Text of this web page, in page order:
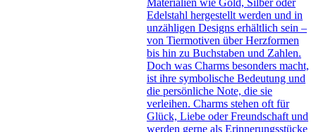
Materialien wie Gold, Silber oder
Edelstahl hergestellt werden und in
unzähligen Designs erhältlich sein –
von Tiermotiven über Herzformen
bis hin zu Buchstaben und Zahlen.
Doch was Charms besonders macht,
ist ihre symbolische Bedeutung und
die persönliche Note, die sie
verleihen. Charms stehen oft für
Glück, Liebe oder Freundschaft und
werden gerne als Erinnerungsstücke